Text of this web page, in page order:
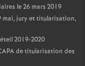
le 26 mars 2019
mai, jury et titularisation,
2019-2020
de titularisation des